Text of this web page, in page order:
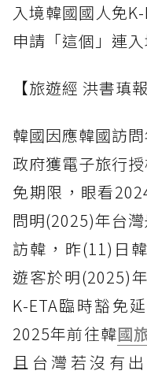
入境韓國國人免
申請「這個」連入
【旅遊經 洪書瑱報
韓國因應韓國訪
政府獲電子旅行
免期限，眼看
問明(2025)年台
訪韓，昨(11)日
遊客於明(2025)
K-ETA臨時豁免
2025年前往韓國
且台灣若沒有